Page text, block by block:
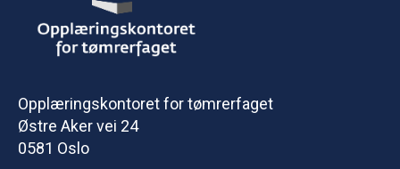
Opplæringskontoret for tømrerfaget
Østre Aker vei 24
0581 Oslo